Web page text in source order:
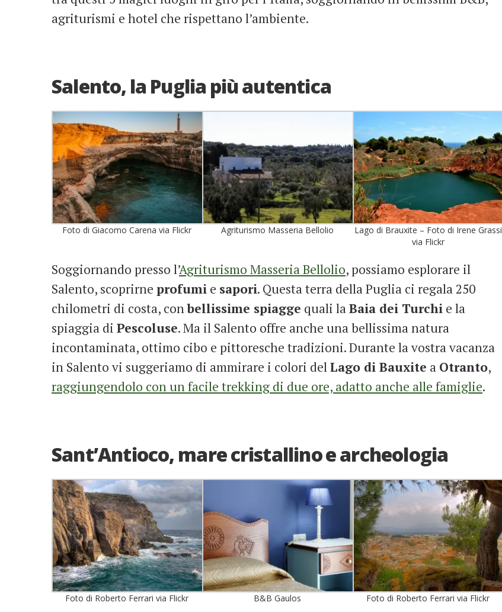
agriturismi e hotel che rispettano l’ambiente.
Salento, la Puglia più autentica
Foto di Giacomo Carena via Flickr Agriturismo Masseria Bellolio
Lago di Brauxite – Foto di Irene Grassi
via Flickr
Soggiornando presso l’Agriturismo Masseria Bellolio, possiamo esplorare il
Salento, scoprirne profumi e sapori. Questa terra della Puglia ci regala 250
chilometri di costa, conbellissime spiagge quali laBaia dei Turchi e la
spiaggia di Pescoluse. Ma il Salento offre anche una bellissima natura
incontaminata, ottimo cibo e pittoresche tradizioni. Durante la vostra vacanza
in Salento vi suggeriamo di ammirare i colori delLago di Bauxite a Otranto,
raggiungendolo con un facile trekking di due ore, adatto anche alle famiglie.
Sant’Antioco, mare cristallino e archeologia
Foto di Roberto Ferrari via Flickr B&B Gaulos Foto di Roberto Ferrari via Flickr